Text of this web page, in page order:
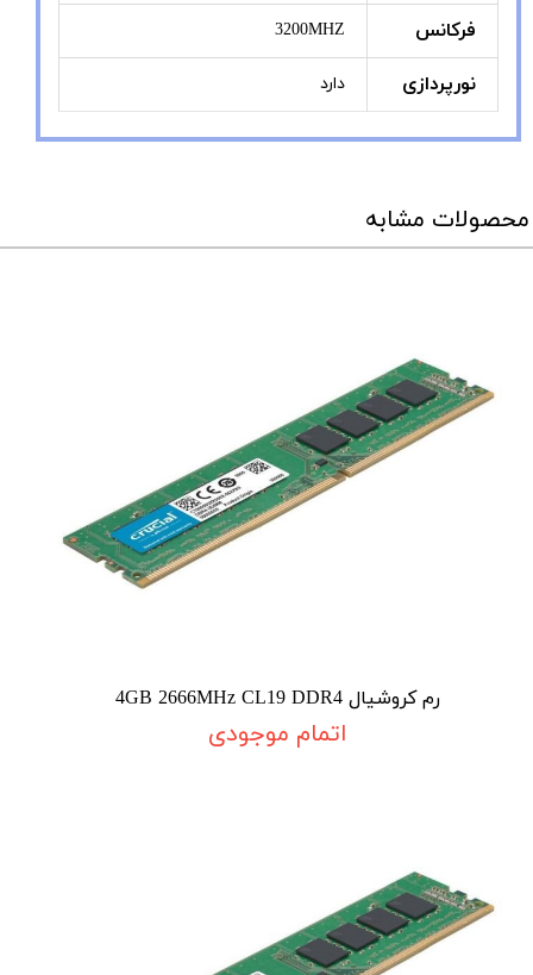
فرکانس 3200MHZ
نورپردازی دارد
محصولات مشابه
رم کروشیال 4GB 2666MHz CL19 DDR4
اتمام موجودی